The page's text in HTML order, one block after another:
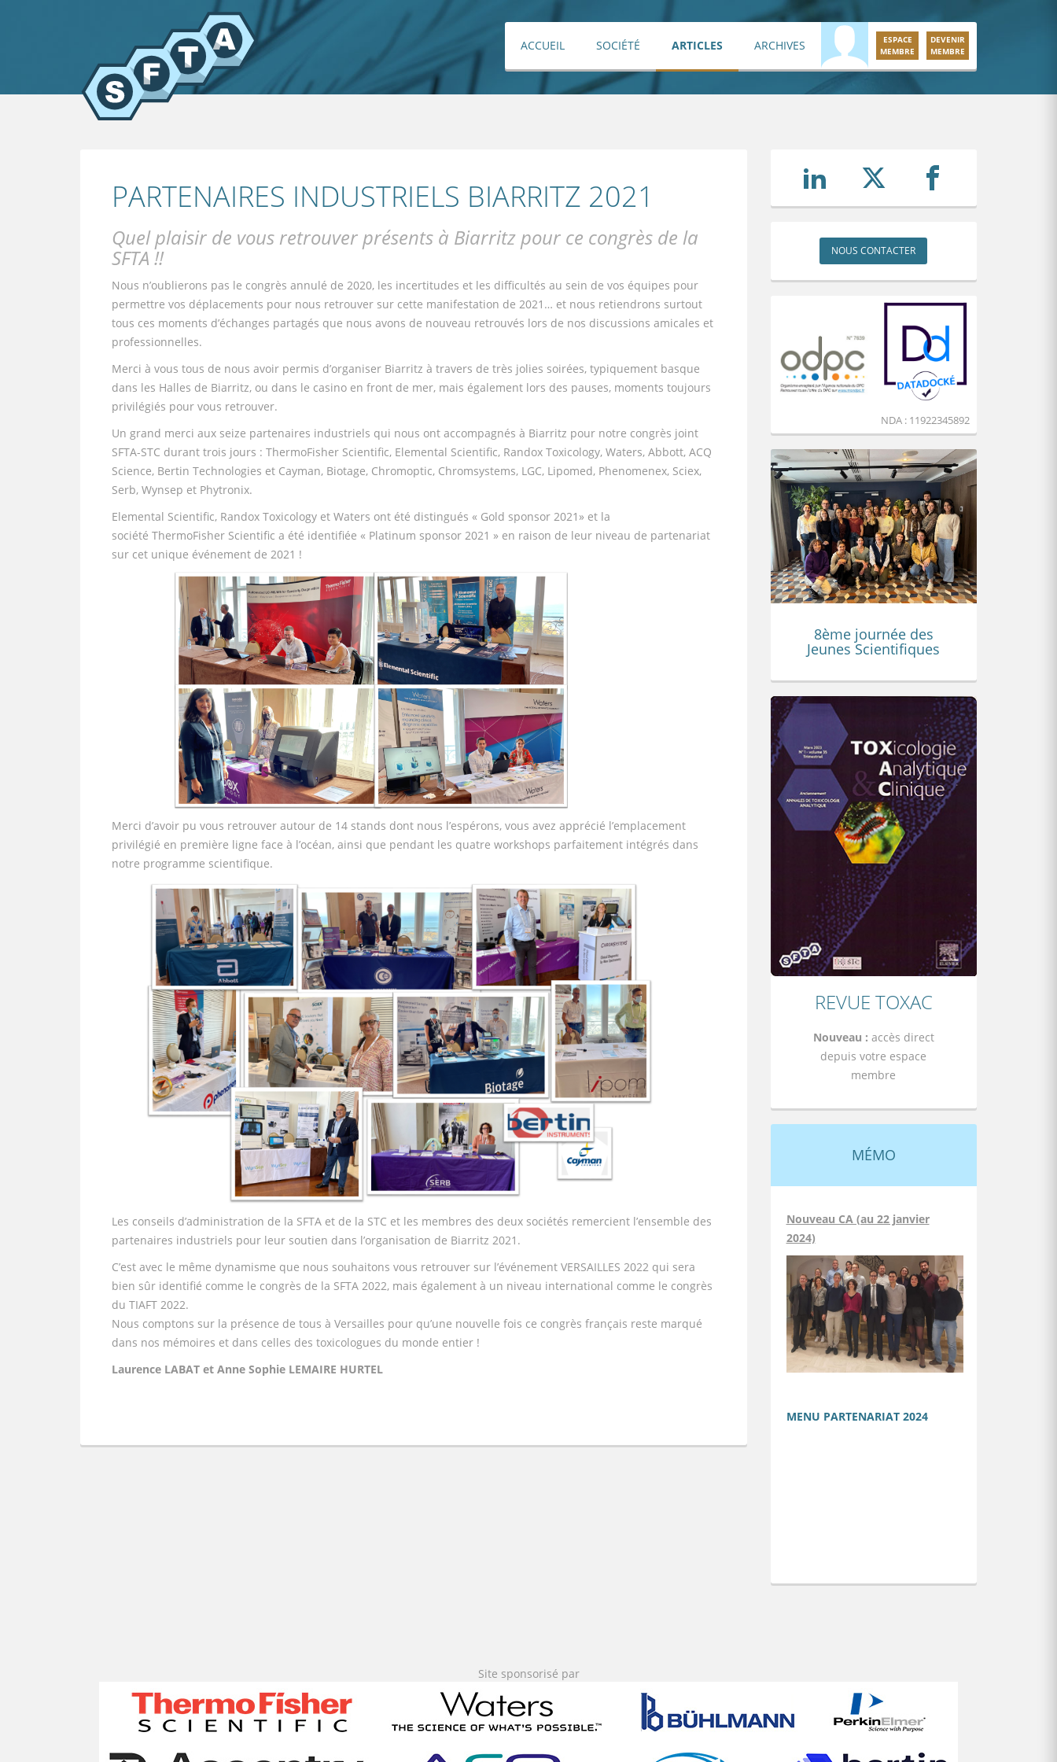
ACCUEIL SOCIÉTÉ ARTICLES ARCHIVES
ESPACE
MEMBRE
DEVENIR
MEMBRE
PARTENAIRES INDUSTRIELS BIARRITZ 2021
Quel plaisir de vous retrouver présents à Biarritz pour ce congrès de la
SFTA !!
Nous n’oublierons pas le congrès annulé de 2020, les incertitudes et les difficultés au sein de vos équipes pour
permettre vos déplacements pour nous retrouver sur cette manifestation de 2021… et nous retiendrons surtout
tous ces moments d’échanges partagés que nous avons de nouveau retrouvés lors de nos discussions amicales et
professionnelles.
Merci à vous tous de nous avoir permis d’organiser Biarritz à travers de très jolies soirées, typiquement basque
dans les Halles de Biarritz, ou dans le casino en front de mer, mais également lors des pauses, moments toujours
privilégiés pour vous retrouver.
Un grand merci aux seize partenaires industriels qui nous ont accompagnés à Biarritz pour notre congrès joint
SFTA-STC durant trois jours : ThermoFisher Scientific, Elemental Scientific, Randox Toxicology, Waters, Abbott, ACQ
Science, Bertin Technologies et Cayman, Biotage, Chromoptic, Chromsystems, LGC, Lipomed, Phenomenex, Sciex,
Serb, Wynsep et Phytronix.
Elemental Scientific, Randox Toxicology et Waters ont été distingués « Gold sponsor 2021» et la
société ThermoFisher Scientific a été identifiée « Platinum sponsor 2021 » en raison de leur niveau de partenariat
sur cet unique événement de 2021 !
Merci d’avoir pu vous retrouver autour de 14 stands dont nous l’espérons, vous avez apprécié l’emplacement
privilégié en première ligne face à l’océan, ainsi que pendant les quatre workshops parfaitement intégrés dans
notre programme scientifique.
Les conseils d’administration de la SFTA et de la STC et les membres des deux sociétés remercient l’ensemble des
partenaires industriels pour leur soutien dans l’organisation de Biarritz 2021.
C’est avec le même dynamisme que nous souhaitons vous retrouver sur l’événement VERSAILLES 2022 qui sera
bien sûr identifié comme le congrès de la SFTA 2022, mais également à un niveau international comme le congrès
du TIAFT 2022.
Nous comptons sur la présence de tous à Versailles pour qu’une nouvelle fois ce congrès français reste marqué
dans nos mémoires et dans celles des toxicologues du monde entier !
Laurence LABAT et Anne Sophie LEMAIRE HURTEL
NOUS CONTACTER
NDA : 11922345892
8ème journée des
Jeunes Scientifiques
REVUE TOXAC
Nouveau : accès direct
depuis votre espace
membre
MÉMO
Nouveau CA (au 22 janvier
2024)
MENU PARTENARIAT 2024
Site sponsorisé par